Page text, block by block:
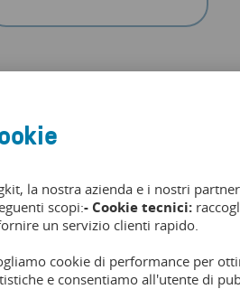
la nostra azienda e i nostri
scopi:- Cookie tecnici:
un servizio clienti rapido.
cookie di performance per
e consentiamo all'utente di